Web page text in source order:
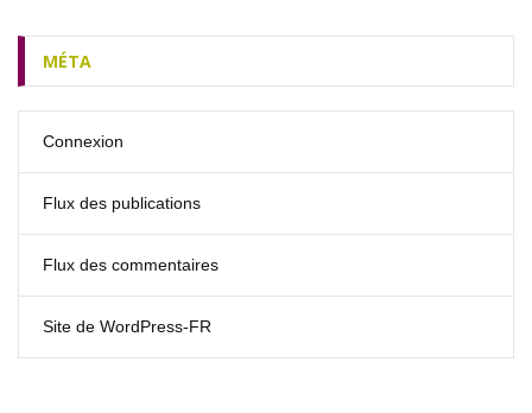
MÉTA
Connexion
Flux des publications
Flux des commentaires
Site de WordPress-FR